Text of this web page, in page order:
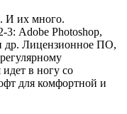
И их много.
Adobe Photoshop,
др. Лицензионное ПО,
в ногу со
для комфортной и